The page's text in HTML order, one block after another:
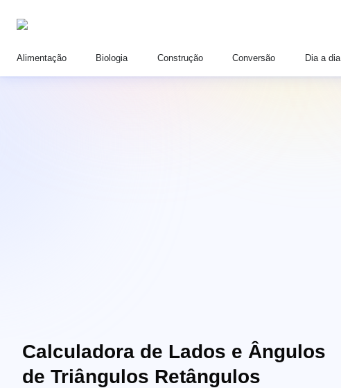
Alimentação Biologia Construção Conversão Dia a dia
Calculadora de Lados e Ângulos
de Triângulos Retângulos